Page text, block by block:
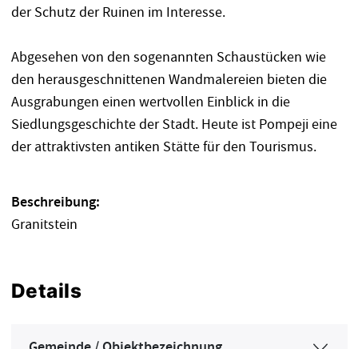
der Schutz der Ruinen im Interesse.
Abgesehen von den sogenannten Schaustücken wie
den herausgeschnittenen Wandmalereien bieten die
Ausgrabungen einen wertvollen Einblick in die
Siedlungsgeschichte der Stadt. Heute ist Pompeji eine
der attraktivsten antiken Stätte für den Tourismus.
Beschreibung:
Granitstein
Details